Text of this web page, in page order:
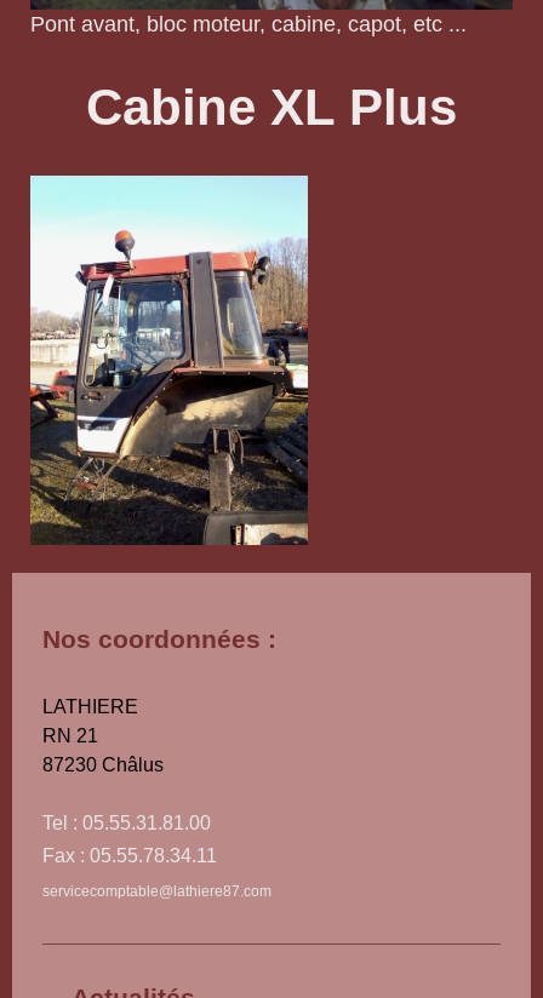
Pont avant, bloc moteur, cabine, capot, etc ...
Cabine XL Plus
Nos coordonnées :
LATHIERE
RN 21
87230 Châlus
Tel : 05.55.31.81.00
Fax : 05.55.78.34.11
servicecomptable@lathiere87.com